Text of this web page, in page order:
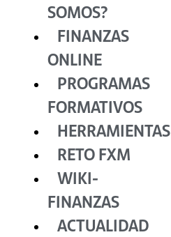
SOMOS?
FINANZAS
ONLINE
PROGRAMAS
FORMATIVOS
HERRAMIENTAS
RETO FXM
WIKI-
FINANZAS
ACTUALIDAD